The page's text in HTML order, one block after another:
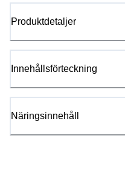
Produktdetaljer
Innehållsförteckning
Näringsinnehåll